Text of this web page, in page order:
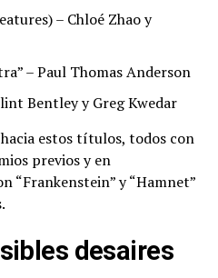
– Chloé Zhao y
– Paul Thomas Anderson
Bentley y Greg Kwedar
estos títulos, todos con
previos y en
“Frankenstein” y “Hamnet”
desaires